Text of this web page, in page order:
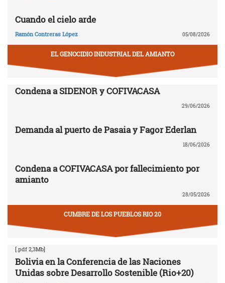
Cuando el cielo arde
Ramón Contreras López 05/08/2026
EL GENOCIDIO INDUSTRIAL DEL AMIANTO
Condena a SIDENOR y COFIVACASA
29/06/2026
Demanda al puerto de Pasaia y Fagor Ederlan
18/06/2026
Condena a COFIVACASA por fallecimiento por
amianto
28/05/2026
CUMBRE DE LOS PUEBLOS RIO 20
[.pdf 2,3Mb]
Bolivia en la Conferencia de las Naciones
Unidas sobre Desarrollo Sostenible (Rio+20)